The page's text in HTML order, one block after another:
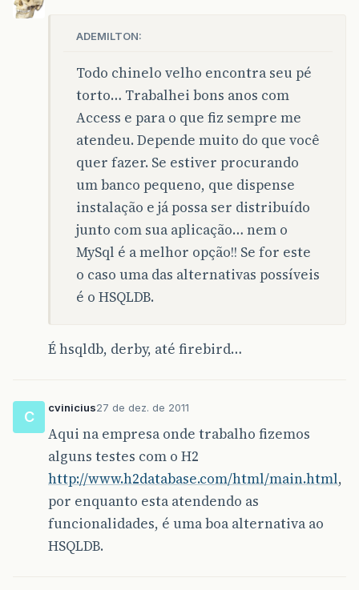
ADEMILTON:
Todo chinelo velho encontra seu pé
torto… Trabalhei bons anos com
Access e para o que fiz sempre me
atendeu. Depende muito do que você
quer fazer. Se estiver procurando
um banco pequeno, que dispense
instalação e já possa ser distribuído
junto com sua aplicação… nem o
MySql é a melhor opção!! Se for este
o caso uma das alternativas possíveis
é o HSQLDB.
É hsqldb, derby, até firebird…
C
cvinicius27 de dez. de 2011
Aqui na empresa onde trabalho fizemos
alguns testes com o H2
http://www.h2database.com/html/main.html,
por enquanto esta atendendo as
funcionalidades, é uma boa alternativa ao
HSQLDB.